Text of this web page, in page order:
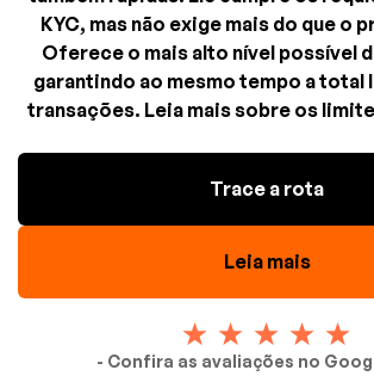
KYC, mas não exige mais do que o
Oferece o mais alto nível possível
garantindo ao mesmo tempo a total
transações. Leia mais sobre os
Trace a rota
Leia mais
- Confira as avaliações no